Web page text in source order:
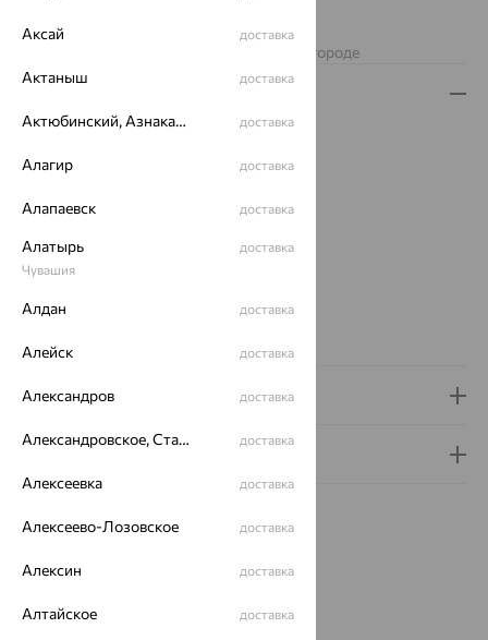
Нет в наличии
Изделие недоступно для заказа в вашем городе
полновесные
Вес:5.78 — 8.89
Металл:Золото
Проба:
Бренд:
Доставка и оплата
Гарантия и возврат
Похожие изделия
Аксай доставка
Актаныш доставка
Актюбинский, Азнакаевский район доставка
Алагир доставка
Алапаевск доставка
Алатырь
Чувашия
доставка
Алдан доставка
Алейск доставка
Александров доставка
Александровское, Ставропольский край доставка
Алексеевка доставка
Алексеево-Лозовское доставка
Алексин доставка
Алтайское доставка